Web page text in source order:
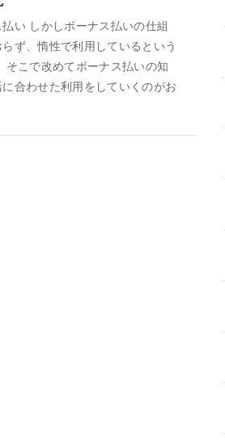
い しかしボーナス払いの仕組
ず、惰性で利用しているという
そこで改めてボーナス払いの知
合わせた利用をしていくのがお